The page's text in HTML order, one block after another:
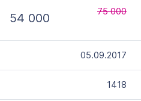
54 000 75 000
05.09.2017
1418